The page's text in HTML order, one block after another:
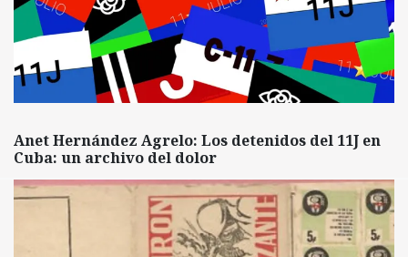
Anet Hernández Agrelo: Los detenidos del 11J en
Cuba: un archivo del dolor